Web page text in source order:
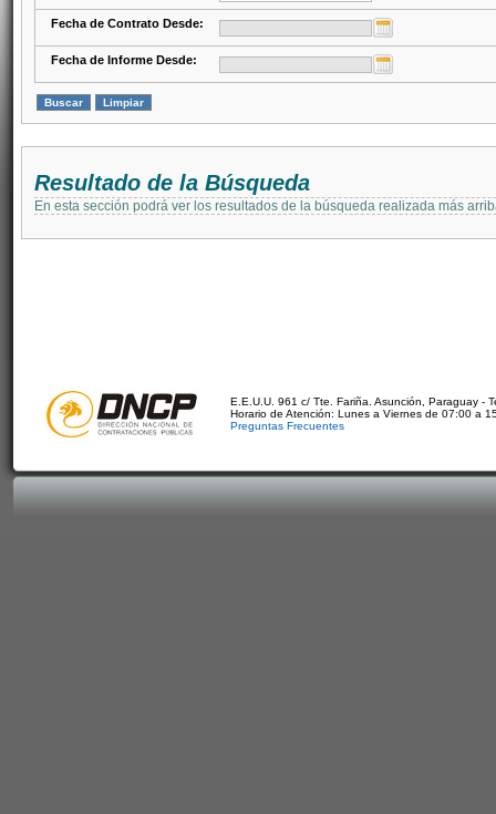
Fecha de Contrato Desde:
Fecha de Informe Desde:
Resultado de la Búsqueda
En esta sección podrá ver los resultados de la búsqueda realizada más
E.E.U.U. 961 c/ Tte. Fariña. Asunción, Paraguay -
Horario de Atención: Lunes a Viernes de 07:00 a
Preguntas Frecuentes